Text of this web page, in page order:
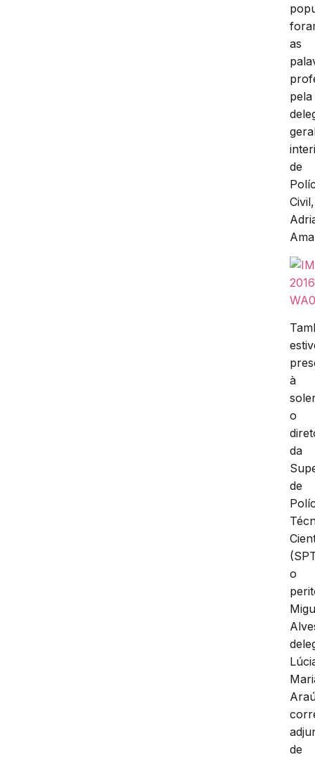
as
pela
de
Civil,
à
o
da
de
o
de